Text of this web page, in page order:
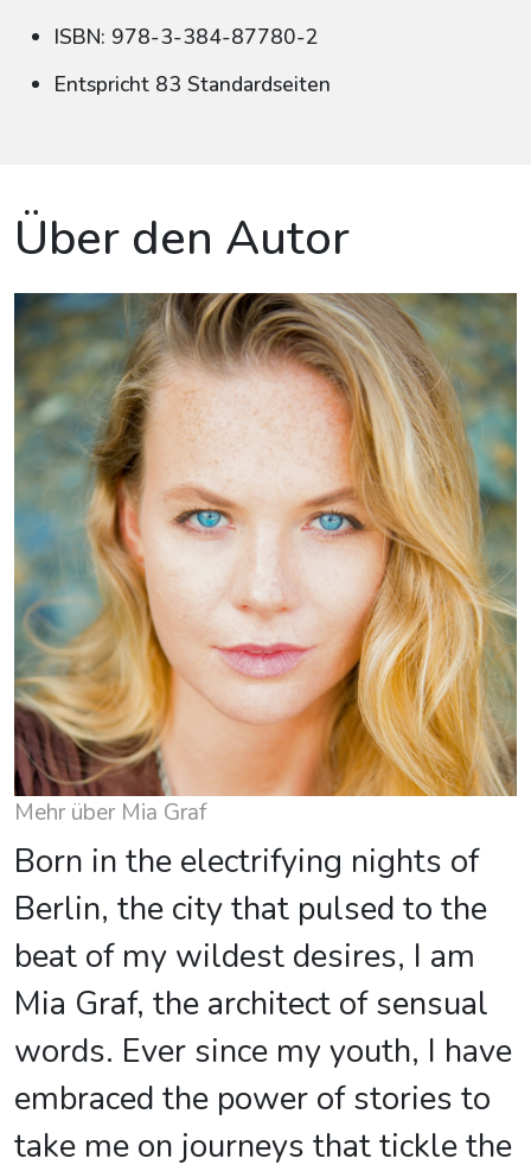
ISBN: 978-3-384-87780-2
Entspricht 83 Standardseiten
Über den Autor
Mehr über Mia Graf
Born in the electrifying nights of
Berlin, the city that pulsed to the
beat of my wildest desires, I am
Mia Graf, the architect of sensual
words. Ever since my youth, I have
embraced the power of stories to
take me on journeys that tickle the